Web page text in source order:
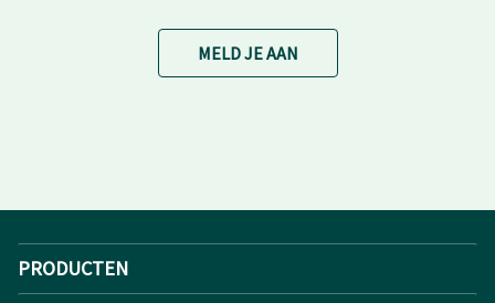
MELD JE AAN
PRODUCTEN